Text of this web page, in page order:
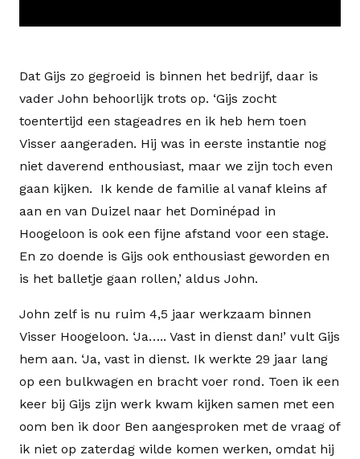
Dat Gijs zo gegroeid is binnen het bedrijf, daar is
vader John behoorlijk trots op. ‘Gijs zocht
toentertijd een stageadres en ik heb hem toen
Visser aangeraden. Hij was in eerste instantie nog
niet daverend enthousiast, maar we zijn toch even
gaan kijken. Ik kende de familie al vanaf kleins af
aan en van Duizel naar het Dominépad in
Hoogeloon is ook een fijne afstand voor een stage.
En zo doende is Gijs ook enthousiast geworden en
is het balletje gaan rollen,’ aldus John.
John zelf is nu ruim 4,5 jaar werkzaam binnen
Visser Hoogeloon. ‘Ja….. Vast in dienst dan!’ vult Gijs
hem aan. ‘Ja, vast in dienst. Ik werkte 29 jaar lang
op een bulkwagen en bracht voer rond. Toen ik een
keer bij Gijs zijn werk kwam kijken samen met een
oom ben ik door Ben aangesproken met de vraag of
ik niet op zaterdag wilde komen werken, omdat hij